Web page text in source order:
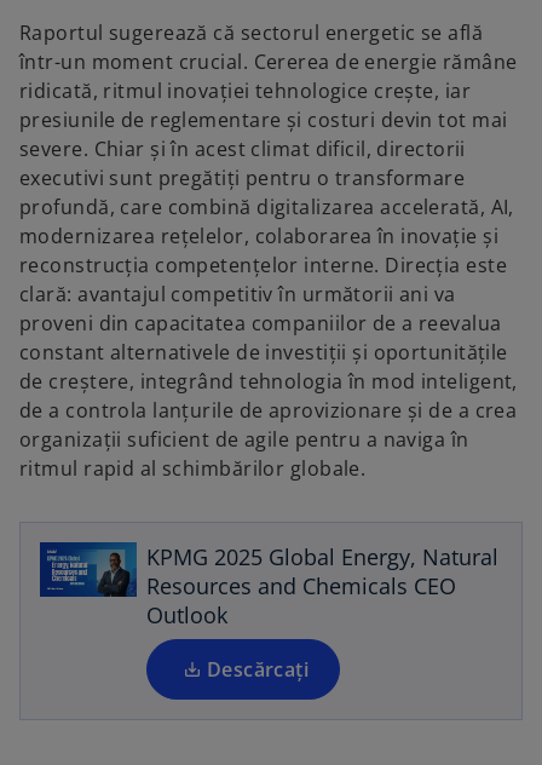
Raportul sugerează că sectorul energetic se află
într-un moment crucial. Cererea de energie rămâne
ridicată, ritmul inovației tehnologice crește, iar
presiunile de reglementare și costuri devin tot mai
severe. Chiar și în acest climat dificil, directorii
executivi sunt pregătiți pentru o transformare
profundă, care combină digitalizarea accelerată, AI,
modernizarea rețelelor, colaborarea în inovație și
reconstrucția competențelor interne. Direcția este
clară: avantajul competitiv în următorii ani va
proveni din capacitatea companiilor de a reevalua
constant alternativele de investiții și oportunitățile
de creștere, integrând tehnologia în mod inteligent,
de a controla lanțurile de aprovizionare și de a crea
organizații suficient de agile pentru a naviga în
ritmul rapid al schimbărilor globale.
KPMG 2025 Global Energy, Natural
Resources and Chemicals CEO
Outlook
Descărcați
o
e
n
s
n
a
n
e